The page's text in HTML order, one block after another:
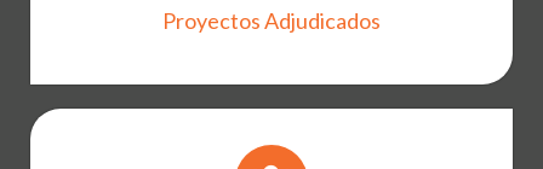
Proyectos Adjudicados